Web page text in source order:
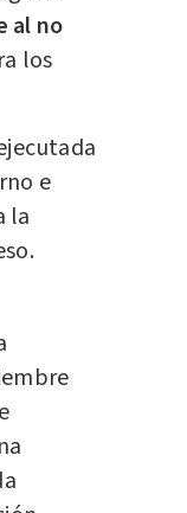
al no
los
e
la